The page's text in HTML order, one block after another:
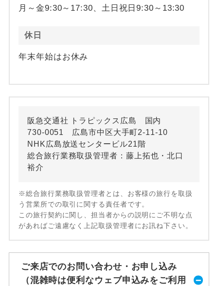
月～金9:30～17:30、土日祝日9:30～13:30
休日
年末年始はお休み
阪急交通社 トラピックス広島 国内
730-0051 広島市中区大手町2-11-10
NHK広島放送センタービル21階
総合旅行業務取扱管理者：藤上拓也・北口
裕介
※総合旅行業務取扱管理者とは、お客様の旅行を取扱
う営業所での取引に関する責任者です。
この旅行契約に関し、担当者からの説明にご不明な点
があればご遠慮なく上記取扱管理者にお訊ね下さい。
ご来店でのお問い合わせ・お申し込み
（混雑時は便利なウェブ申込みをご利用